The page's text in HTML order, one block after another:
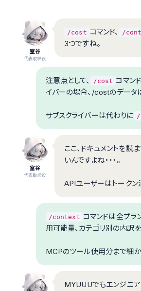
室谷
代表取締役
/cost コマンド、 /
3つですね。
注意点として、 /cost コマン
イバーの場合、/costのデータ
サブスクライバーは代わりに /
室谷
代表取締役
ここ、ドキュメントを読
いんですよね・・・。
APIユーザーはトークン
/context コマンドは全プラ
用可能量、カテゴリ別の内訳
MCPのツール使用分まで細か
MYUUUでもエンジニア